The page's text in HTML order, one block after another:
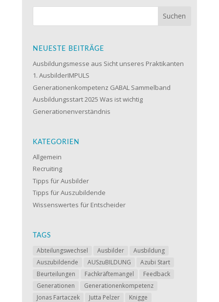
NEUESTE BEITRÄGE
Ausbildungsmesse aus Sicht unseres Praktikanten
1. AusbilderIMPULS
Generationenkompetenz GABAL Sammelband
Ausbildungsstart 2025 Was ist wichtig
Generationenverständnis
KATEGORIEN
Allgemein
Recruiting
Tipps für Ausbilder
Tipps für Auszubildende
Wissenswertes für Entscheider
TAGS
Abteilungswechsel Ausbilder
Ausbildung
Auszubildende
AUSzuBILDUNG
Azubi Start
Beurteilungen
Fachkräftemangel
Feedback
Generationen
Generationenkompetenz
Jonas Fartaczek
Jutta Pelzer
Knigge